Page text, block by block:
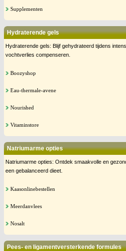
Supplementen
Hydraterende gels
Hydraterende gels: Blijf gehydrateerd tijdens
vochtverlies compenseren.
Boozyshop
Eau-thermale-avene
Nourished
Vitaminstore
Natriumarme opties
Natriumarme opties: Ontdek smaakvolle en
een gebalanceerd dieet.
Kaasonlinebestellen
Meerdanvlees
Nosalt
Pees- en ligamentversterkende formules